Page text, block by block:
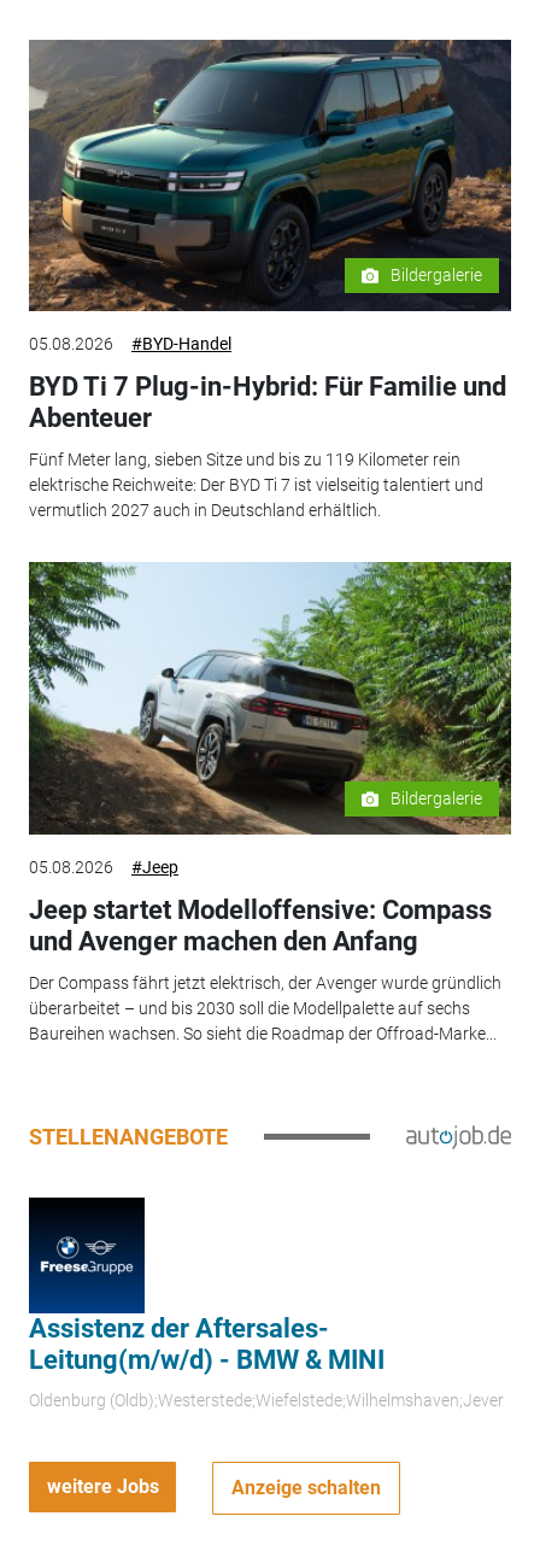
Bildergalerie
05.08.2026 #BYD-Handel
BYD Ti 7 Plug-in-Hybrid: Für Familie und
Abenteuer
Fünf Meter lang, sieben Sitze und bis zu 119 Kilometer rein
elektrische Reichweite: Der BYD Ti 7 ist vielseitig talentiert und
vermutlich 2027 auch in Deutschland erhältlich.
Bildergalerie
05.08.2026 #Jeep
Jeep startet Modelloffensive: Compass
und Avenger machen den Anfang
Der Compass fährt jetzt elektrisch, der Avenger wurde gründlich
überarbeitet – und bis 2030 soll die Modellpalette auf sechs
Baureihen wachsen. So sieht die Roadmap der Offroad-Marke...
STELLENANGEBOTE
Assistenz der Aftersales-
Leitung(m/w/d) - BMW & MINI
Oldenburg (Oldb);Westerstede;Wiefelstede;Wilhelmshaven;Jever
weitere Jobs Anzeige schalten